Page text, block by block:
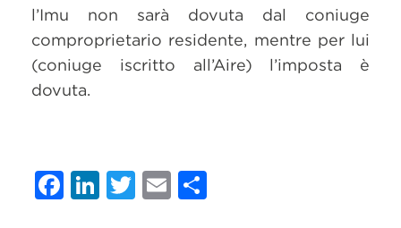
l’Imu non sarà dovuta dal coniuge
comproprietario residente, mentre per lui
(coniuge iscritto all’Aire) l’imposta è
dovuta.
Facebook
LinkedIn
Twitter
Email